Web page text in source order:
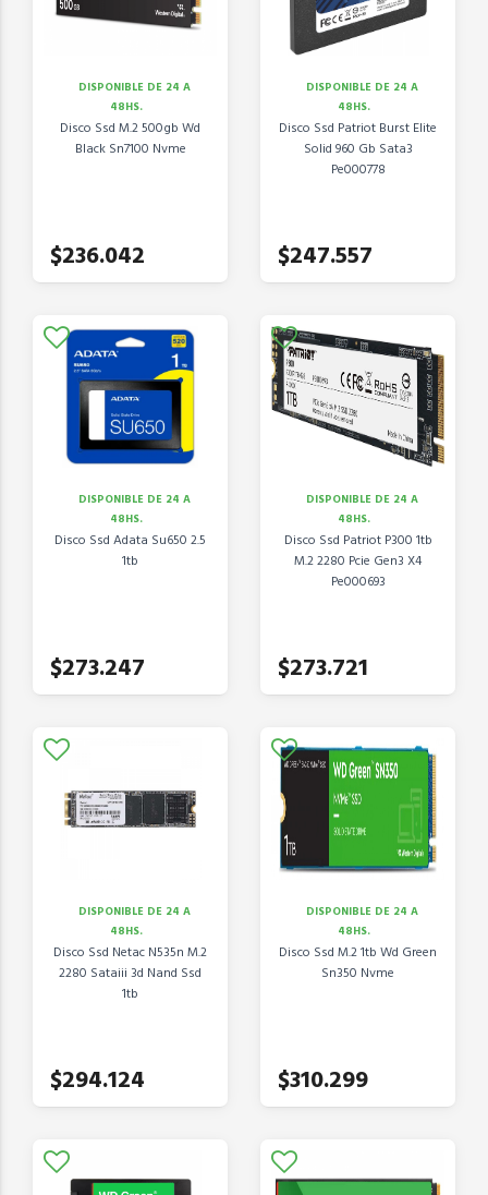
DISPONIBLE DE 24 A
48HS.
Disco Ssd M.2 500gb Wd
Black Sn7100 Nvme
$236.042
DISPONIBLE DE 24 A
48HS.
Disco Ssd Patriot Burst Elite
Solid 960 Gb Sata3
Pe000778
$247.557
DISPONIBLE DE 24 A
48HS.
Disco Ssd Adata Su650 2.5
1tb
$273.247
DISPONIBLE DE 24 A
48HS.
Disco Ssd Patriot P300 1tb
M.2 2280 Pcie Gen3 X4
Pe000693
$273.721
DISPONIBLE DE 24 A
48HS.
Disco Ssd Netac N535n M.2
2280 Sataiii 3d Nand Ssd
1tb
$294.124
DISPONIBLE DE 24 A
48HS.
Disco Ssd M.2 1tb Wd Green
Sn350 Nvme
$310.299